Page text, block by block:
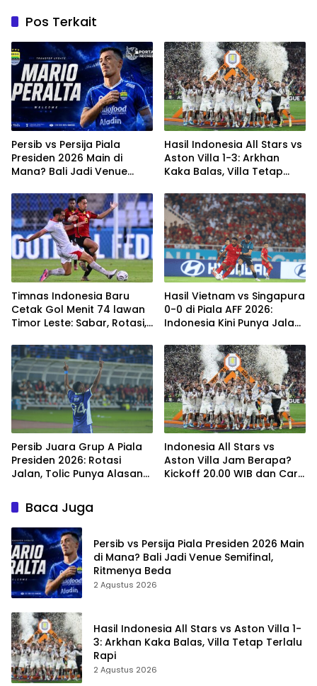
Pos Terkait
Persib vs Persija Piala
Presiden 2026 Main di
Mana? Bali Jadi Venue
Hasil Indonesia All Stars vs
Aston Villa 1-3: Arkhan
Kaka Balas, Villa Tetap
Timnas Indonesia Baru
Cetak Gol Menit 74 lawan
Timor Leste: Sabar, Rotasi,
Hasil Vietnam vs Singapura
0-0 di Piala AFF 2026:
Indonesia Kini Punya Jalan
Persib Juara Grup A Piala
Presiden 2026: Rotasi
Jalan, Tolic Punya Alasan
Indonesia All Stars vs
Aston Villa Jam Berapa?
Kickoff 20.00 WIB dan Cara
Baca Juga
Persib vs Persija Piala Presiden 2026 Main
di Mana? Bali Jadi Venue Semifinal,
Ritmenya Beda
2 Agustus 2026
Hasil Indonesia All Stars vs Aston Villa 1-
3: Arkhan Kaka Balas, Villa Tetap Terlalu
Rapi
2 Agustus 2026